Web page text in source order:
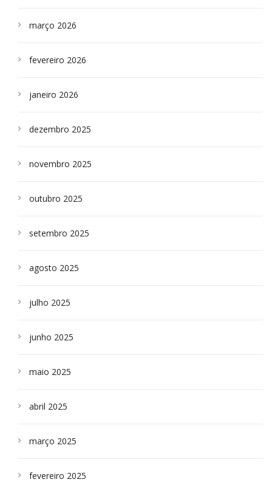
março 2026
fevereiro 2026
janeiro 2026
dezembro 2025
novembro 2025
outubro 2025
setembro 2025
agosto 2025
julho 2025
junho 2025
maio 2025
abril 2025
março 2025
fevereiro 2025